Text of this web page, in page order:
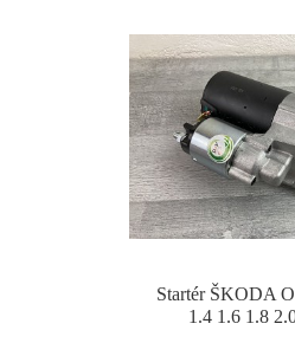
Startér ŠKODA
1.4 1.6 1.8